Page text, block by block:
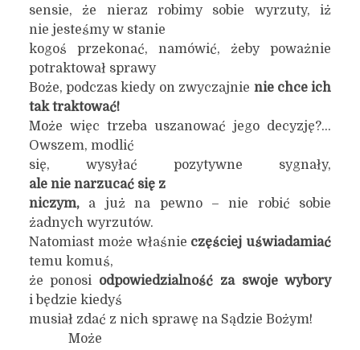
sensie, że nieraz robimy sobie wyrzuty, iż
nie jesteśmy w stanie
kogoś przekonać, namówić, żeby poważnie
potraktował sprawy
Boże, podczas kiedy on zwyczajnie nie chce ich
tak traktować!
Może więc trzeba uszanować jego decyzję?…
Owszem, modlić
się, wysyłać pozytywne sygnały,
ale nie narzucać się z
niczym,a już na pewno – nie robić sobie
żadnych wyrzutów.
Natomiast może właśnie częściej uświadamiać
temu komuś,
że ponosi odpowiedzialność za swoje wybory
i będzie kiedyś
musiał zdać z nich sprawę na Sądzie Bożym!
Może